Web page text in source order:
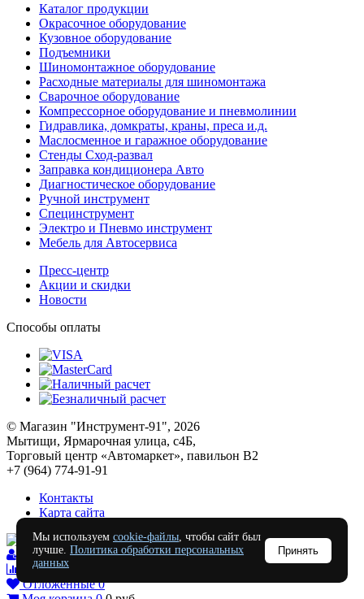
Каталог продукции
Окрасочное оборудование
Кузовное оборудование
Подъемники
Шиномонтажное оборудование
Расходные материалы для шиномонтажа
Сварочное оборудование
Компрессорное оборудование и пневмолинии
Гидравлика, домкраты, краны, преса и.д.
Маслосменное и гаражное оборудование
Стенды Сход-развал
Заправка кондиционера Авто
Диагностическое оборудование
Ручной инструмент
Специнструмент
Электро и Пневмо инструмент
Мебель для Автосервиса
Пресс-центр
Акции и скидки
Новости
Способы оплаты
© Магазин "Инструмент-91", 2026
Мытищи, Ярмарочная улица, с4Б,
Торговый центр «Автомаркет», павильон В2
+7 (964) 774-91-91
Контакты
Карта сайта
Войти
Сравнение
Отложенные 0
Мы используем cookie-файлы, чтобы сайт был
лучше. Политика обработки персональных
данных
Принять